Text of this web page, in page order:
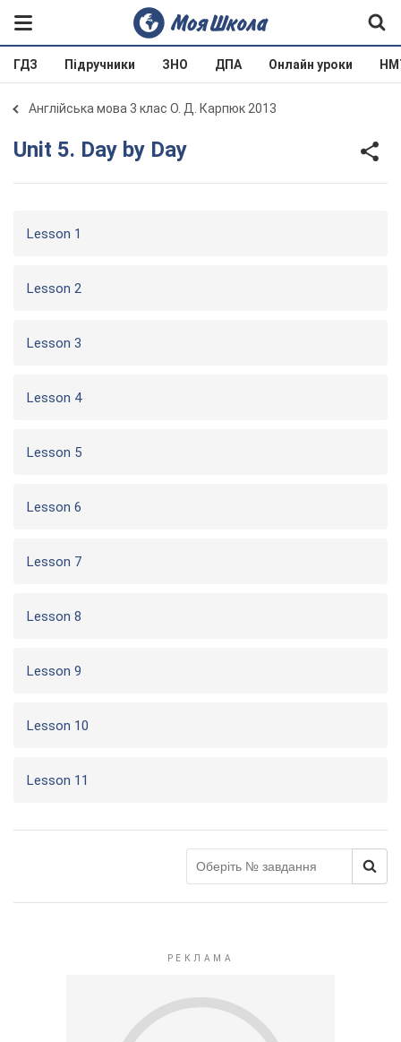
ГДЗ Підручники ЗНО ДПА Онлайн уроки
Англійська мова 3 клас О. Д. Карпюк 2013
Unit 5. Day by Day
Lesson 1
Lesson 2
Lesson 3
Lesson 4
Lesson 5
Lesson 6
Lesson 7
Lesson 8
Lesson 9
Lesson 10
Lesson 11